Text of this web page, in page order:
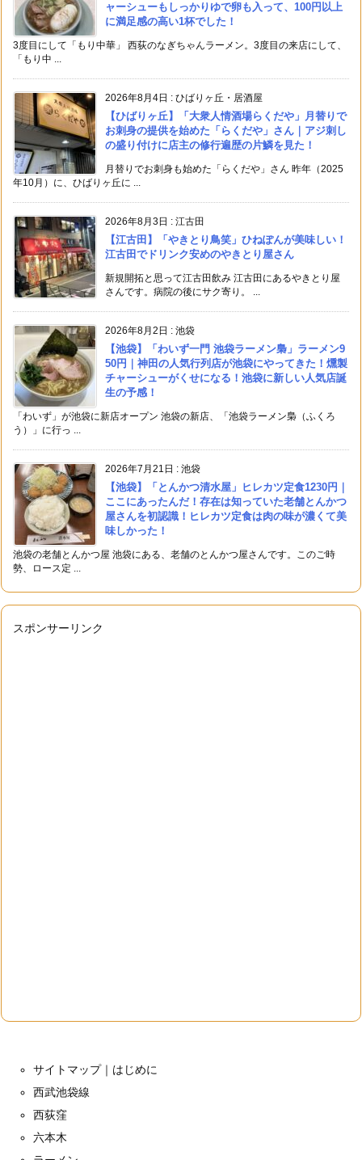
ャーシューもしっかりゆで卵も入って、100円以上
に満足感の高い1杯でした！
3度目にして「もり中華」 西荻のなぎちゃんラーメン。3度目の来店にして、
「もり中 ...
2026年8月4日 : ひばりヶ丘・居酒屋
【ひばりヶ丘】「大衆人情酒場らくだや」月替りで
お刺身の提供を始めた「らくだや」さん｜アジ刺し
の盛り付けに店主の修行遍歴の片鱗を見た！
月替りでお刺身も始めた「らくだや」さん 昨年（2025
年10月）に、ひばりヶ丘に ...
2026年8月3日 : 江古田
【江古田】「やきとり鳥笑」ひねぽんが美味しい！
江古田でドリンク安めのやきとり屋さん
新規開拓と思って江古田飲み 江古田にあるやきとり屋
さんです。病院の後にサク寄り。 ...
2026年8月2日 : 池袋
【池袋】「わいず一門 池袋ラーメン梟」ラーメン9
50円｜神田の人気行列店が池袋にやってきた！燻製
チャーシューがくせになる！池袋に新しい人気店誕
生の予感！
「わいず」が池袋に新店オープン 池袋の新店、「池袋ラーメン梟（ふくろ
う）」に行っ ...
2026年7月21日 : 池袋
【池袋】「とんかつ清水屋」ヒレカツ定食1230円｜
ここにあったんだ！存在は知っていた老舗とんかつ
屋さんを初認識！ヒレカツ定食は肉の味が濃くて美
味しかった！
池袋の老舗とんかつ屋 池袋にある、老舗のとんかつ屋さんです。このご時
勢、ロース定 ...
スポンサーリンク
サイトマップ｜はじめに
西武池袋線
西荻窪
六本木